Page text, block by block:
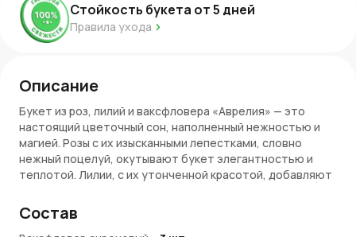
Стойкость букета от5 дней
Правила ухода
Описание
Букет из роз, лилий и ваксфловера «Аврелия» — это
настоящий цветочный сон, наполненный нежностью и
магией. Розы с их изысканными лепестками, словно
нежный поцелуй, окутывают букет элегантностью и
теплотой. Лилии, с их утонченной красотой, добавляют
светящиеся в ночном небе. Ваксфловер, с его мягкими и
нежными оттенками, придает букету воздушность и
Состав